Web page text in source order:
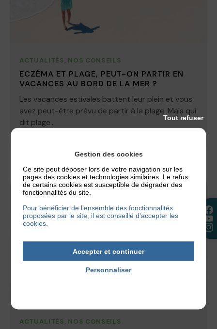
ACTUALITÉS, NOS CONSEILS
ECZÉMA ET PLAGE, PEUT-ON PARTIR EN
VACANCES AU BORD DE LA MER ?
Les vacances estivales battent leur plein et vous
avez peut-être prévu de partir à la plage. Mais qui
dit plage...
ACTUALITÉS, NOS CONSEILS
Gestion des cookies
Ce site peut déposer lors de votre navigation sur les
pages des cookies et technologies similaires. Le refus
de certains cookies est susceptible de dégrader des
fonctionnalités du site.
Pour bénéficier de l’ensemble des fonctionnalités
proposées par le site, il est conseillé d'accepter les
cookies.
Accepter et continuer
Tout refuser
Personnaliser